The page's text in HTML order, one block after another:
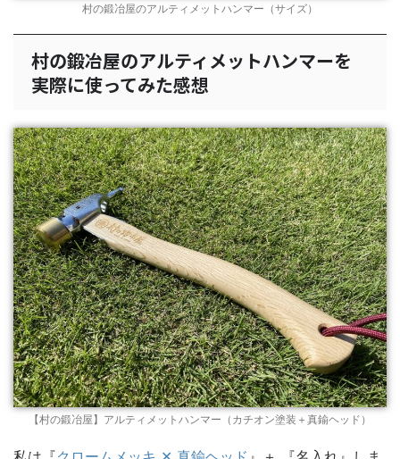
村の鍛冶屋のアルティメットハンマー（サイズ）
村の鍛冶屋のアルティメットハンマーを
実際に使ってみた感想
【村の鍛冶屋】アルティメットハンマー（カチオン塗装＋真鍮ヘッド）